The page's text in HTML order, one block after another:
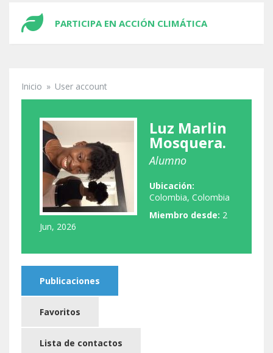
PARTICIPA EN ACCIÓN CLIMÁTICA
Se encuentra usted aquí
Inicio » User account
Luz Marlin
Mosquera.
Alumno
Ubicación:
Colombia, Colombia
Miembro desde: 2
Jun, 2026
Publicaciones
Favoritos
Lista de contactos